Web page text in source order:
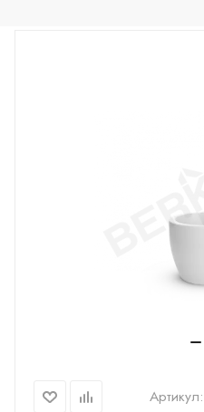
Артикул: